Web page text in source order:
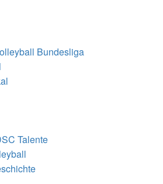
Bundesliga
Talente